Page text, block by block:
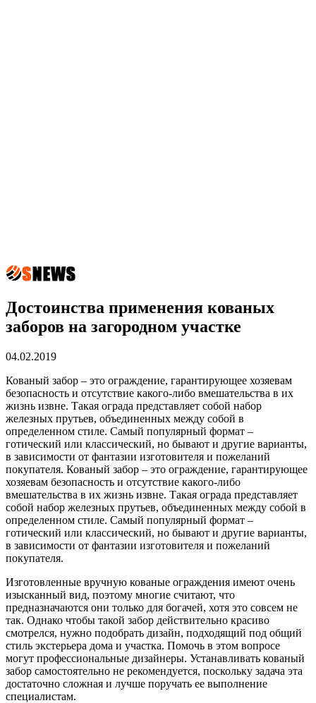
Достоинства применения кованых
заборов на загородном участке
04.02.2019
Кованый забор – это ограждение, гарантирующее хозяевам
безопасность и отсутствие какого-либо вмешательства в их
жизнь извне. Такая ограда представляет собой набор
железных прутьев, объединенных между собой в
определенном стиле. Самый популярный формат –
готический или классический, но бывают и другие варианты,
в зависимости от фантазии изготовителя и пожеланий
покупателя. Кованый забор – это ограждение, гарантирующее
хозяевам безопасность и отсутствие какого-либо
вмешательства в их жизнь извне. Такая ограда представляет
собой набор железных прутьев, объединенных между собой в
определенном стиле. Самый популярный формат –
готический или классический, но бывают и другие варианты,
в зависимости от фантазии изготовителя и пожеланий
покупателя.
Изготовленные вручную кованые ограждения имеют очень
изысканный вид, поэтому многие считают, что
предназначаются они только для богачей, хотя это совсем не
так. Однако чтобы такой забор действительно красиво
смотрелся, нужно подобрать дизайн, подходящий под общий
стиль экстерьера дома и участка. Помочь в этом вопросе
могут профессиональные дизайнеры. Устанавливать кованый
забор самостоятельно не рекомендуется, поскольку задача эта
достаточно сложная и лучше поручать ее выполнение
специалистам.